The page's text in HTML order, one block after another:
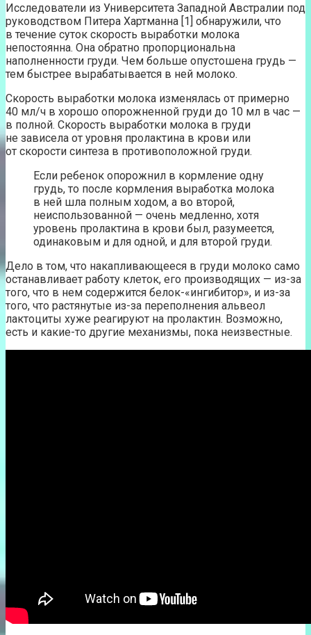
Исследователи из Университета Западной Австралии под
руководством Питера Хартманна [1] обнаружили, что
в течение суток скорость выработки молока
непостоянна. Она обратно пропорциональна
наполненности груди. Чем больше опустошена грудь —
тем быстрее вырабатывается в ней молоко.
Скорость выработки молока изменялась от примерно
40 мл/ч в хорошо опорожненной груди до 10 мл в час —
в полной. Скорость выработки молока в груди
не зависела от уровня пролактина в крови или
от скорости синтеза в противоположной груди.
Если ребенок опорожнил в кормление одну
грудь, то после кормления выработка молока
в ней шла полным ходом, а во второй,
неиспользованной — очень медленно, хотя
уровень пролактина в крови был, разумеется,
одинаковым и для одной, и для второй груди.
Дело в том, что накапливающееся в груди молоко само
останавливает работу клеток, его производящих — из-за
того, что в нем содержится белок-«ингибитор», и из-за
того, что растянутые из-за переполнения альвеол
лактоциты хуже реагируют на пролактин. Возможно,
есть и какие-то другие механизмы, пока неизвестные.